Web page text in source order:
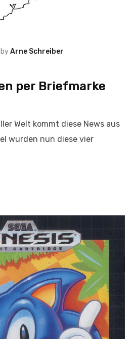
byArne Schreiber
per Briefmarke
Welt kommt diese News aus
wurden nun diese vier